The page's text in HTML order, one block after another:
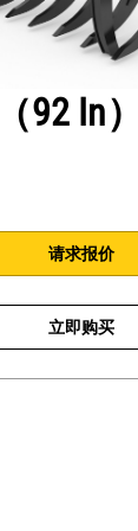
92 In
请求报价
立即购买